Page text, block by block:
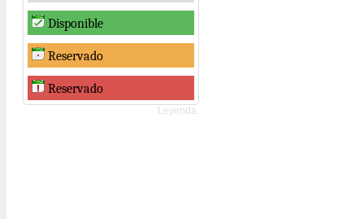
Disponible
Reservado
Reservado
Leyenda.